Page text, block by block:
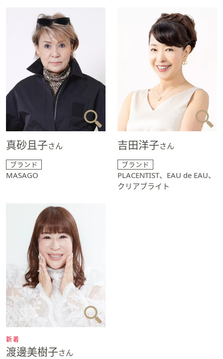
真砂且子さん
ブランド
MASAGO
吉田洋子さん
ブランド
PLACENTIST、EAU de EAU、
クリアブライト
新着
渡邊美樹子さん